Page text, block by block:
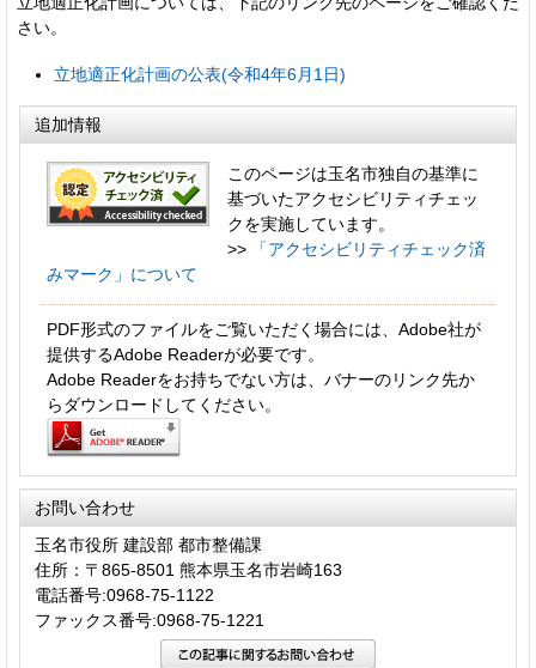
さい。
立地適正化計画の公表(令和4年6月1日)
追加情報
このページは玉名市独自の基準に
基づいたアクセシビリティチェッ
クを実施しています。
>>
「アクセシビリティチェック済
みマーク」について
PDF形式のファイルをご覧いただく場合には、Adobe社が
提供するAdobe Readerが必要です。
Adobe Readerをお持ちでない方は、バナーのリンク先か
らダウンロードしてください。
お問い合わせ
玉名市役所 建設部 都市整備課
住所：〒865-8501 熊本県玉名市岩崎163
電話番号:0968-75-1122
ファックス番号:0968-75-1221